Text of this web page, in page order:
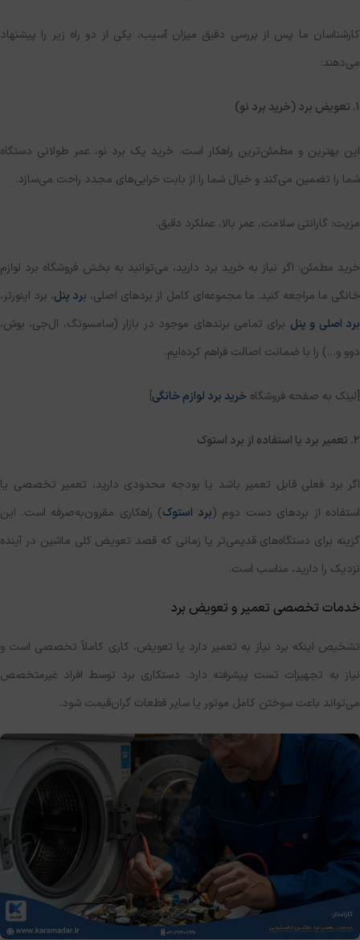
کارشناسان ما پس از بررسی دقیق میزان آسیب، یکی از دو راه زیر را پیشنهاد
می‌دهند:
۱. تعویض برد (خرید برد نو)
این بهترین و مطمئن‌ترین راهکار است. خرید یک برد نو، عمر طولانی دستگاه
شما را تضمین می‌کند و خیال شما را از بابت خرابی‌های مجدد راحت می‌سازد.
مزیت: گارانتی سلامت، عمر بالا، عملکرد دقیق.
خرید مطمئن: اگر نیاز به خرید برد دارید، می‌توانید به بخش فروشگاه برد لوازم
خانگی ما مراجعه کنید. ما مجموعه‌ای کامل از بردهای اصلی، برد پنل، برد اینورتر،
برد اصلی و پنل برای تمامی برندهای موجود در بازار (سامسونگ، ال‌جی، بوش،
دوو و…) را با ضمانت اصالت فراهم کرده‌ایم.
[لینک به صفحه فروشگاه خرید برد لوازم خانگی]
۲. تعمیر برد یا استفاده از برد استوک
اگر برد فعلی قابل تعمیر باشد یا بودجه محدودی دارید، تعمیر تخصصی یا
استفاده از بردهای دست دوم (برد استوک) راهکاری مقرون‌به‌صرفه است. این
گزینه برای دستگاه‌های قدیمی‌تر یا زمانی که قصد تعویض کلی ماشین در آینده
نزدیک را دارید، مناسب است.
خدمات تخصصی تعمیر و تعویض برد
تشخیص اینکه برد نیاز به تعمیر دارد یا تعویض، کاری کاملاً تخصصی است و
نیاز به تجهیزات تست پیشرفته دارد. دستکاری برد توسط افراد غیرمتخصص
می‌تواند باعث سوختن کامل موتور یا سایر قطعات گران‌قیمت شود.